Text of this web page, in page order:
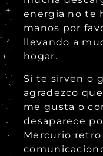
energia no te
manos por
llevando a
hogar.
Si te sirven o
agradezco
me gusta o
desaparece
Mercurio